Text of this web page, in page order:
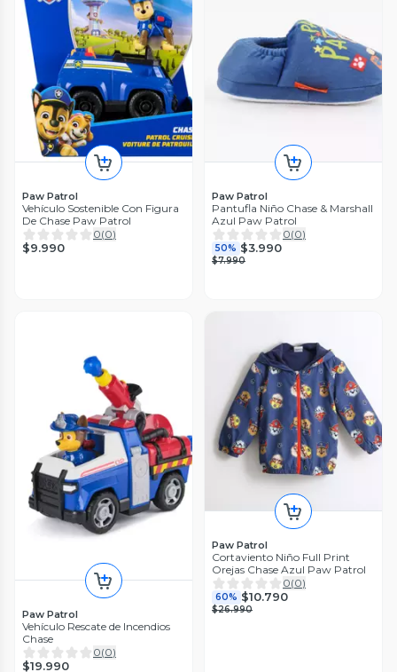
Paw Patrol
Vehículo Sostenible Con Figura
De Chase Paw Patrol
0(0)
$9.990
Paw Patrol
Pantufla Niño Chase & Marshall
Azul Paw Patrol
0(0)
50% $3.990
$7.990
Paw Patrol
Vehículo Rescate de Incendios
Chase
0(0)
$19.990
Paw Patrol
Cortaviento Niño Full Print
Orejas Chase Azul Paw Patrol
0(0)
60% $10.790
$26.990